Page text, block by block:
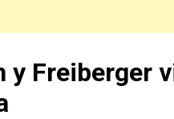
y Freiberger